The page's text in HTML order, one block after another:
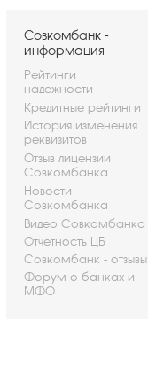
Совкомбанк -
информация
Рейтинги
надежности
Кредитные рейтинги
История изменения
реквизитов
Отзыв лицензии
Совкомбанка
Новости
Совкомбанка
Видео Совкомбанка
Отчетность ЦБ
Совкомбанк - отзывы
Форум о банках и
МФО